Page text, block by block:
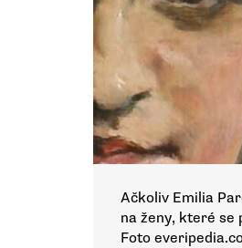
Ačkoliv Emilia
na ženy, které se
Foto